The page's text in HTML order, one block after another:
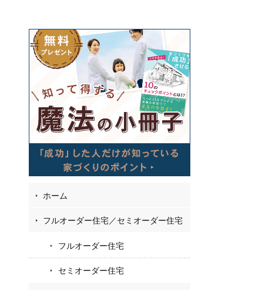
ホーム
フルオーダー住宅／セミオーダー住宅
フルオーダー住宅
セミオーダー住宅